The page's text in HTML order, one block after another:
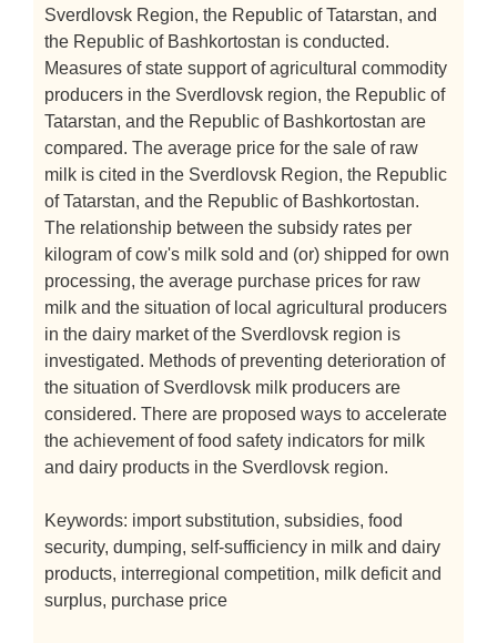
Sverdlovsk Region, the Republic of Tatarstan, and
the Republic of Bashkortostan is conducted.
Measures of state support of agricultural commodity
producers in the Sverdlovsk region, the Republic of
Tatarstan, and the Republic of Bashkortostan are
compared. The average price for the sale of raw
milk is cited in the Sverdlovsk Region, the Republic
of Tatarstan, and the Republic of Bashkortostan.
The relationship between the subsidy rates per
kilogram of cow's milk sold and (or) shipped for own
processing, the average purchase prices for raw
milk and the situation of local agricultural producers
in the dairy market of the Sverdlovsk region is
investigated. Methods of preventing deterioration of
the situation of Sverdlovsk milk producers are
considered. There are proposed ways to accelerate
the achievement of food safety indicators for milk
and dairy products in the Sverdlovsk region.
Keywords: import substitution, subsidies, food
security, dumping, self-sufficiency in milk and dairy
products, interregional competition, milk deficit and
surplus, purchase price